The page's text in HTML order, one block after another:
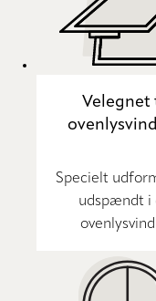
Velegnet
Specielt
udspændt i